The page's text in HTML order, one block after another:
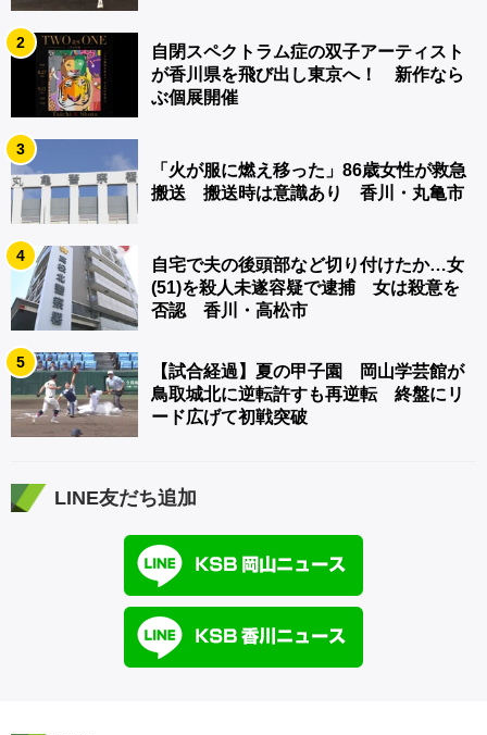
2
自閉スペクトラム症の双子アーティスト
が香川県を飛び出し東京へ！ 新作なら
ぶ個展開催
3
「火が服に燃え移った」86歳女性が救急
搬送 搬送時は意識あり 香川・丸亀市
4
自宅で夫の後頭部など切り付けたか…女
(51)を殺人未遂容疑で逮捕 女は殺意を
否認 香川・高松市
5
【試合経過】夏の甲子園 岡山学芸館が
鳥取城北に逆転許すも再逆転 終盤にリ
ード広げて初戦突破
LINE友だち追加